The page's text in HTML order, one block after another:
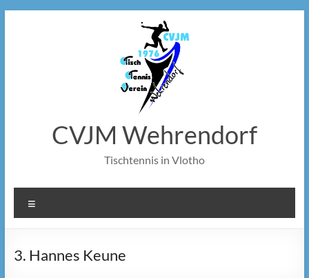
CVJM Wehrendorf
Tischtennis in Vlotho
3. Hannes Keune